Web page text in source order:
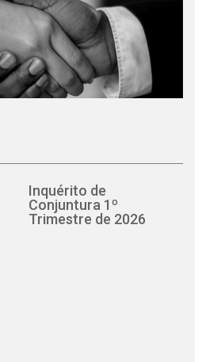
Inquérito de
Conjuntura 1º
Trimestre de 2026